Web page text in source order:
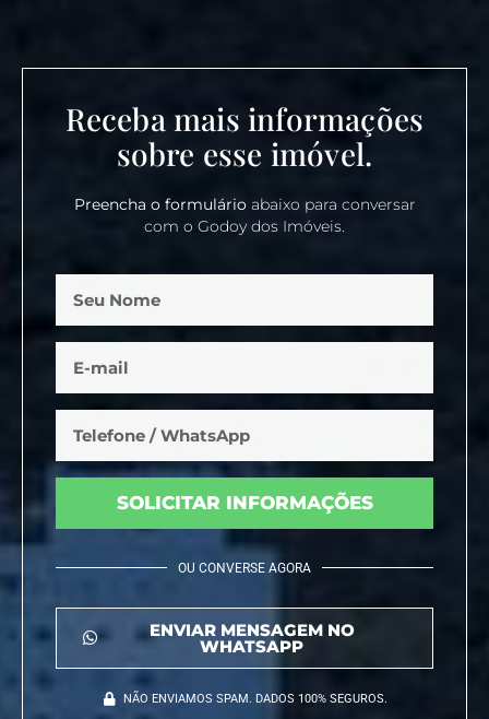
Receba mais informações
sobre esse imóvel.
Preencha o formulárioabaixo para conversar
com o Godoy dos Imóveis.
SOLICITAR INFORMAÇÕES
OU CONVERSE AGORA
ENVIAR MENSAGEM NO
WHATSAPP
NÃO ENVIAMOS SPAM. DADOS 100% SEGUROS.